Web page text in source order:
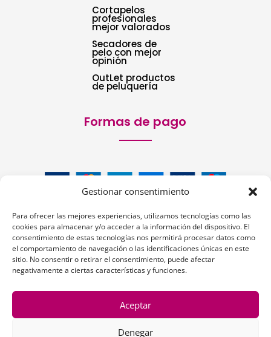
Gestionar consentimiento
Para ofrecer las mejores experiencias, utilizamos tecnologías como las
cookies para almacenar y/o acceder a la información del dispositivo. El
consentimiento de estas tecnologías nos permitirá procesar datos como
el comportamiento de navegación o las identificaciones únicas en este
sitio. No consentir o retirar el consentimiento, puede afectar
negativamente a ciertas características y funciones.
Aceptar
Denegar
Cortapelos
profesionales
mejor valorados
Secadores de
pelo con mejor
opinión
OutLet productos
de peluquería
Formas de pago
Siguenos: